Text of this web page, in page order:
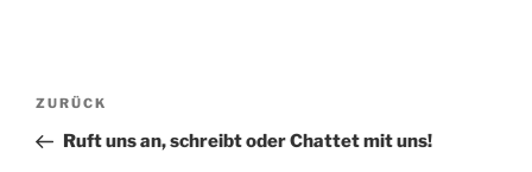
Beitragsnavigation
Vorheriger
Beitrag
ZURÜCK
Ruft uns an, schreibt oder Chattet mit uns!